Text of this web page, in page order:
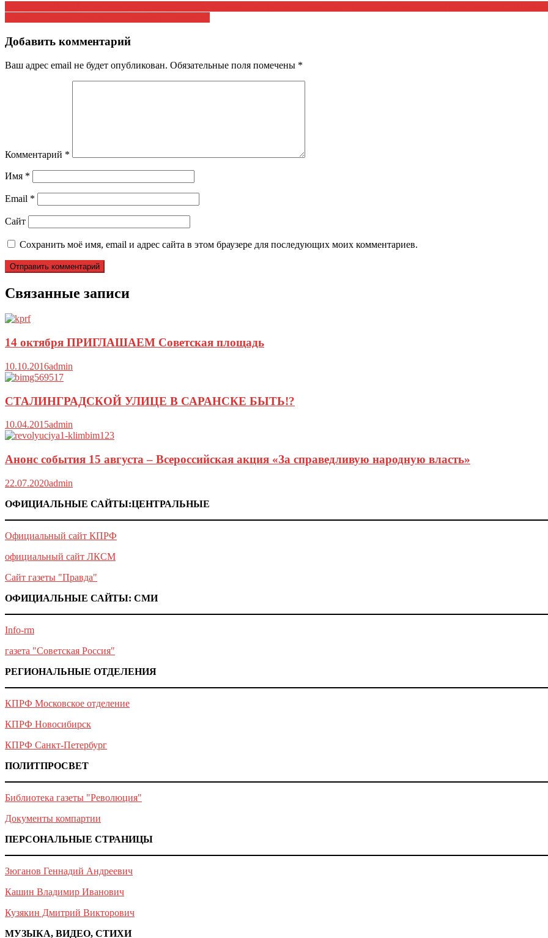
Навигация
по
записям
Добавить комментарий
Ваш адрес email не будет опубликован. Обязательные поля помечены *
Комментарий *
Имя *
Email *
Сайт
Сохранить моё имя, email и адрес сайта в этом браузере для последующих моих комментариев.
Связанные записи
14 октября ПРИГЛАШАЕМ Советская площадь
10.10.2016admin
СТАЛИНГРАДСКОЙ УЛИЦЕ В САРАНСКЕ БЫТЬ!?
10.04.2015admin
Анонс события 15 августа – Всероссийская акция «За справедливую народную власть»
22.07.2020admin
ОФИЦИАЛЬНЫЕ САЙТЫ:ЦЕНТРАЛЬНЫЕ
Официальный сайт КПРФ
официальный сайт ЛКСМ
Сайт газеты "Правда"
ОФИЦИАЛЬНЫЕ САЙТЫ: СМИ
Info-rm
газета "Советская Россия"
РЕГИОНАЛЬНЫЕ ОТДЕЛЕНИЯ
КПРФ Московское отделение
КПРФ Новосибирск
КПРФ Санкт-Петербург
ПОЛИТПРОСВЕТ
Библиотека газеты "Революция"
Документы компартии
ПЕРСОНАЛЬНЫЕ СТРАНИЦЫ
Зюганов Геннадий Андреевич
Кашин Владимир Иванович
Кузякин Дмитрий Викторович
МУЗЫКА, ВИДЕО, СТИХИ